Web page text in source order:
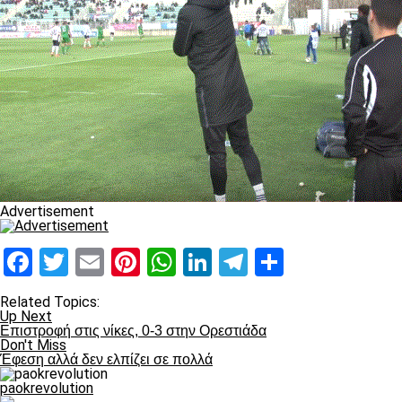
Advertisement
Facebook
Twitter
EmailPinterest
WhatsApp
LinkedIn
Telegram
Related Topics:
Up Next
Επιστροφή στις νίκες, 0-3 στην Ορεστιάδα
Don't Miss
Έφεση αλλά δεν ελπίζει σε πολλά
paokrevolution